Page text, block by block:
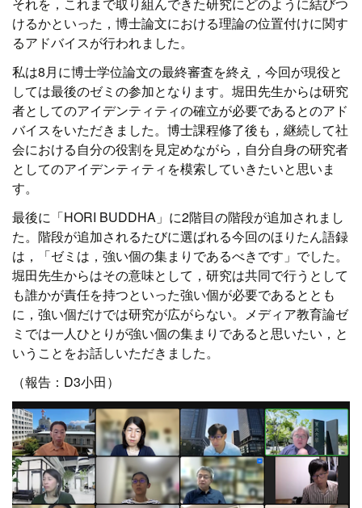
けるかといった，博士論文における理論の位置付けに関す
るアドバイスが行われました。
私は8月に博士学位論文の最終審査を終え，今回が現役と
しては最後のゼミの参加となります。堀田先生からは研究
者としてのアイデンティティの確立が必要であるとのアド
バイスをいただきました。博士課程修了後も，継続して社
会における自分の役割を見定めながら，自分自身の研究者
としてのアイデンティティを模索していきたいと思いま
す。
最後に「HORI BUDDHA」に2階目の階段が追加されまし
た。階段が追加されるたびに選ばれる今回のほりたん語録
は，「ゼミは，強い個の集まりであるべきです」でした。
堀田先生からはその意味として，研究は共同で行うとして
も誰かが責任を持つといった強い個が必要であるととも
に，強い個だけでは研究が広がらない。メディア教育論ゼ
ミでは一人ひとりが強い個の集まりであると思いたい，と
いうことをお話しいただきました。
（報告：D3小田）